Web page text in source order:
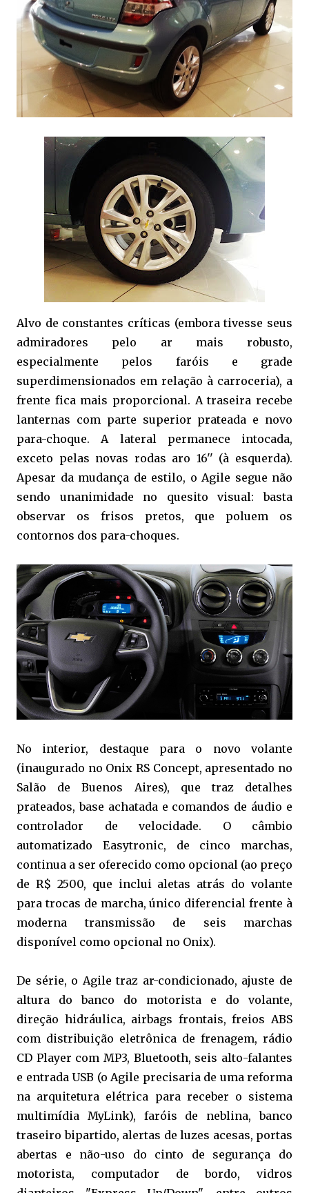
Alvo de constantes críticas (embora tivesse seus
admiradores pelo ar mais robusto,
especialmente pelos faróis e grade
superdimensionados em relação à carroceria), a
frente fica mais proporcional. A traseira recebe
lanternas com parte superior prateada e novo
para-choque. A lateral permanece intocada,
exceto pelas novas rodas aro 16'' (à esquerda).
Apesar da mudança de estilo, o Agile segue não
sendo unanimidade no quesito visual: basta
observar os frisos pretos, que poluem os
contornos dos para-choques.
No interior, destaque para o novo volante
(inaugurado no Onix RS Concept, apresentado no
Salão de Buenos Aires), que traz detalhes
prateados, base achatada e comandos de áudio e
controlador de velocidade. O câmbio
automatizado Easytronic, de cinco marchas,
continua a ser oferecido como opcional (ao preço
de R$ 2500, que inclui aletas atrás do volante
para trocas de marcha, único diferencial frente à
moderna transmissão de seis marchas
disponível como opcional no Onix).
De série, o Agile traz ar-condicionado, ajuste de
altura do banco do motorista e do volante,
direção hidráulica, airbags frontais, freios ABS
com distribuição eletrônica de frenagem, rádio
CD Player com MP3, Bluetooth, seis alto-falantes
e entrada USB (o Agile precisaria de uma reforma
na arquitetura elétrica para receber o sistema
multimídia MyLink), faróis de neblina, banco
traseiro bipartido, alertas de luzes acesas, portas
abertas e não-uso do cinto de segurança do
motorista, computador de bordo, vidros